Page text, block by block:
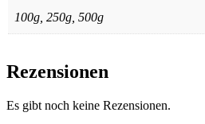
100g, 250g, 500g
Rezensionen
Es gibt noch keine Rezensionen.